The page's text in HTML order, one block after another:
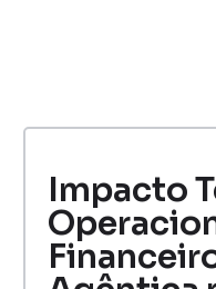
Impacto